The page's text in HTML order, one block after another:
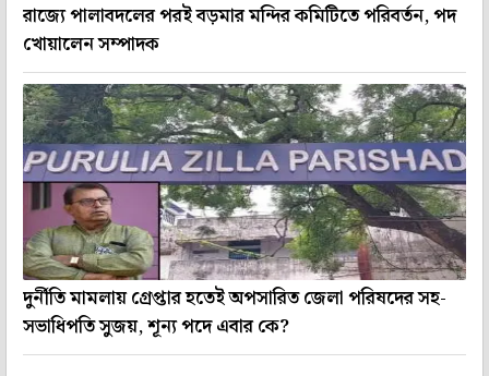
রাজ্যে পালাবদলের পরই বড়মার মন্দির কমিটিতে পরিবর্তন, পদ
খোয়ালেন সম্পাদক
দুর্নীতি মামলায় গ্রেপ্তার হতেই অপসারিত জেলা পরিষদের সহ-
সভাধিপতি সুজয়, শূন্য পদে এবার কে?